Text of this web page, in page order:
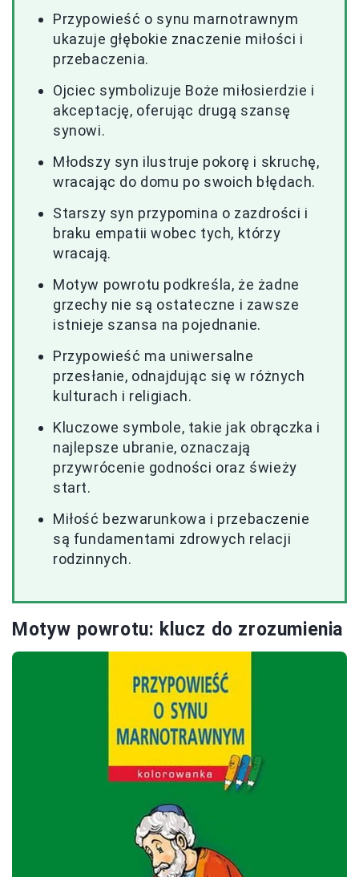
Przypowieść o synu marnotrawnym
ukazuje głębokie znaczenie miłości i
przebaczenia.
Ojciec symbolizuje Boże miłosierdzie i
akceptację, oferując drugą szansę
synowi.
Młodszy syn ilustruje pokorę i skruchę,
wracając do domu po swoich błędach.
Starszy syn przypomina o zazdrości i
braku empatii wobec tych, którzy
wracają.
Motyw powrotu podkreśla, że żadne
grzechy nie są ostateczne i zawsze
istnieje szansa na pojednanie.
Przypowieść ma uniwersalne
przesłanie, odnajdując się w różnych
kulturach i religiach.
Kluczowe symbole, takie jak obrączka i
najlepsze ubranie, oznaczają
przywrócenie godności oraz świeży
start.
Miłość bezwarunkowa i przebaczenie
są fundamentami zdrowych relacji
rodzinnych.
Motyw powrotu: klucz do zrozumienia